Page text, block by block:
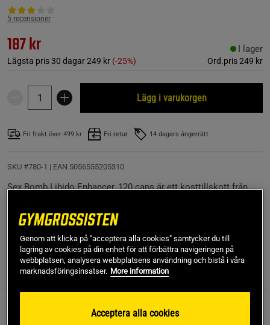
5 recensioner
187 kr
Lägsta pris 30 dagar249 kr (-25%) Ord.pris249 kr
I lager
Lägg i varukorgen
Fri frakt över 499 kr Fri retur 14 dagars ångerrätt
SKU #780-1 | EAN 5056555205310
Sex Bomb Libido Enhancer, 120 caps är ett kosttillskott från
fenugreek, tribulus maca och ashwagandha.
Information Recensioner(5) Näring & Ingredienser
Detta är en produkt för män. Sex Bomb Libido
Genom att klicka på "acceptera alla cookies" samtycker du till
lagring av cookies på din enhet för att förbättra navigeringen på
webbplatsen, analysera webbplatsens användning och bistå i våra
marknadsföringsinsatser. More information
Acceptera alla cookies